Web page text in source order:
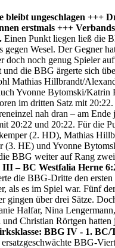
bleibt ungeschlagen +++
erstmals +++
Einen Punkt liegen ließ die
gegen Wesel. Der Gegner
doch noch genug Spieler
und die BBG ärgerte sich
Mathias Hillbrandt/
Yvonne Bytomski/Katrin
im dritten Satz mit
nah dran – am Ende
20:22 und 20:22. Für die
(2. HD), Mathias
(3. HE) und Yvonne
BBG weiter auf Rang
– BC Westfalia Herne
die BBG-Dritte den ersten
als es im Spiel war. Fünf
gingen über drei Sätze.
Halfar, Nina
Christian Rörtgen hatten
BBG IV - 1.
BBG-